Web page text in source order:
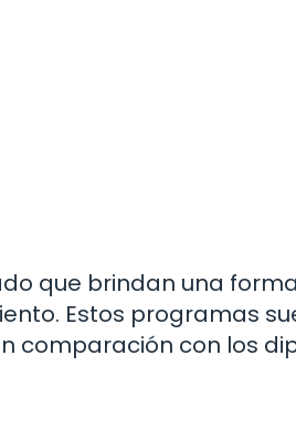
que brindan una
Estos programas
comparación con los